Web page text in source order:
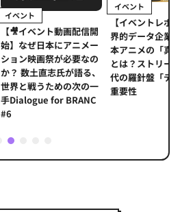
イベント
【🎥イベント動画配信開
始】なぜ日本にアニメー
ション映画祭が必要なの
か？ 数土直志氏が語る、
世界と戦うための次の一
手Dialogue for BRANC
#6
イベント
【イベントレポ
界的データ企業
本アニメの「真
とは？ストリー
代の羅針盤「デ
重要性
2